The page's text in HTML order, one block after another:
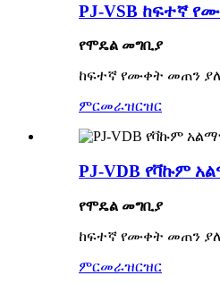
PJ-VSB ከፍተኛ
የሞዴል መግቢያ
ከፍተኛ የሙቀት መጠን
ምርመራዝርዝር
PJ-VDB የቫኩም
የሞዴል መግቢያ
ከፍተኛ የሙቀት መጠን
ምርመራዝርዝር